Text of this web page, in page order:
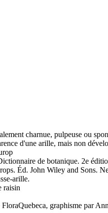
charnue, pulpeuse ou
d'une arille, mais non
de botanique. 2e
Éd. John Wiley and Sons.
arille.
raisin
graphisme par